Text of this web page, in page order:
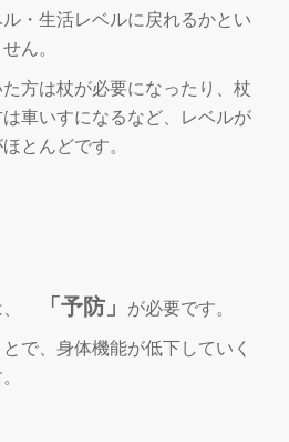
・生活レベルに戻れるかとい
ん。
方は杖が必要になったり、杖
車いすになるなど、レベルが
とんどです。
、 「予防」
が必要です。
で、身体機能が低下していく